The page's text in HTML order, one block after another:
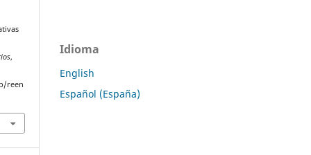
,
reen
Idioma
English
Español (España)